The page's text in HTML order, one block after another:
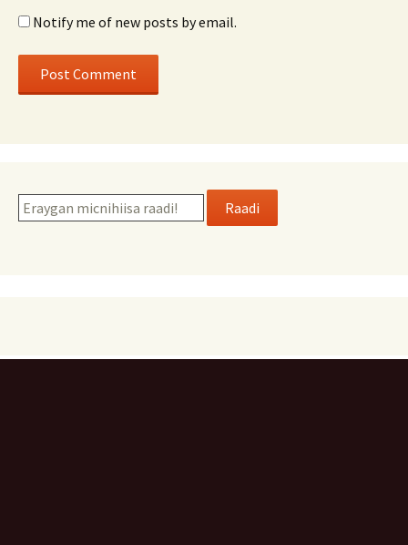
Notify me of new posts by email.
Raadi